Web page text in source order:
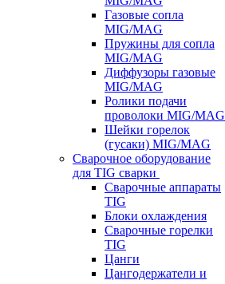
Газовые сопла
MIG/MAG
Пружины для сопла
MIG/MAG
Диффузоры газовые
MIG/MAG
Ролики подачи
проволоки MIG/MAG
Шейки горелок
(гусаки) MIG/MAG
Сварочное оборудование
для TIG сварки
Сварочные аппараты
TIG
Блоки охлаждения
Сварочные горелки
TIG
Цанги
Цангодержатели и